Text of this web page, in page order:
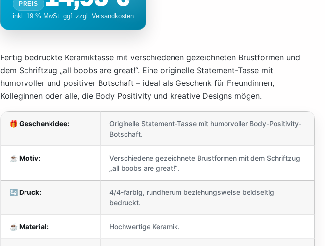
Fertig bedruckte Keramiktasse mit verschiedenen gezeichneten Brustformen und
dem Schriftzug „all boobs are great!“. Eine originelle Statement-Tasse mit
humorvoller und positiver Botschaft – ideal als Geschenk für Freundinnen,
Kolleginnen oder alle, die Body Positivity und kreative Designs mögen.
🎁 Geschenkidee:
Originelle Statement-Tasse mit humorvoller Body-Positivity-
Botschaft.
☕ Motiv:
Verschiedene gezeichnete Brustformen mit dem Schriftzug
„all boobs are great!“.
🔄 Druck:
4/4-farbig, rundherum beziehungsweise beidseitig
bedruckt.
☕ Material: Hochwertige Keramik.